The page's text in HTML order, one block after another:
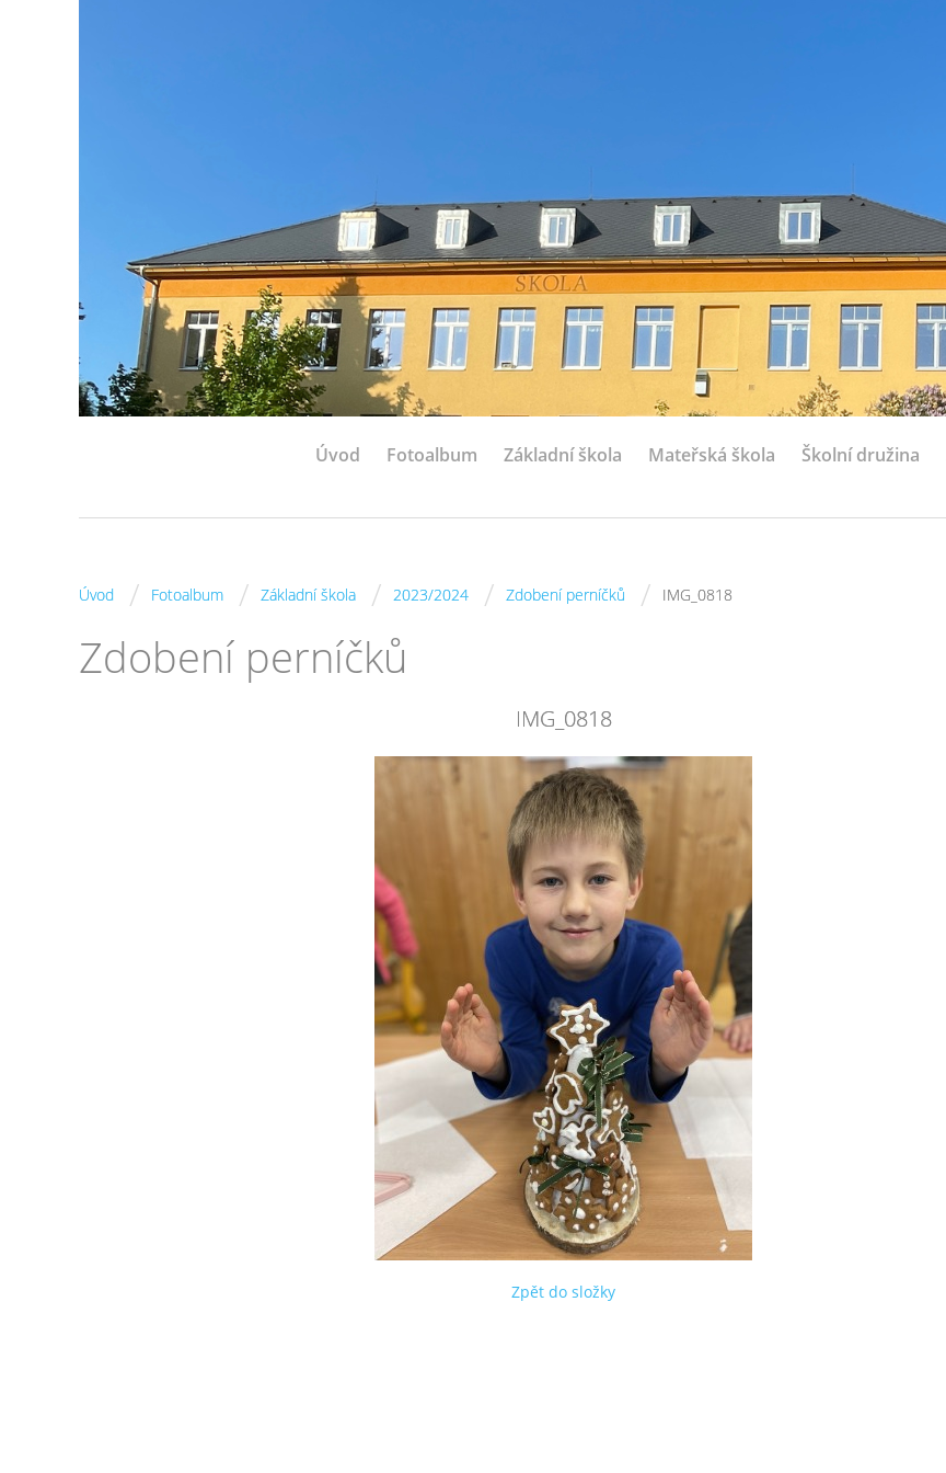
Úvod Fotoalbum Základní škola Mateřská škola Školní družina
Úvod / Fotoalbum / Základní škola / 2023/2024 / Zdobení perníčků / IMG_0818
Zdobení perníčků
IMG_0818
Zpět do složky